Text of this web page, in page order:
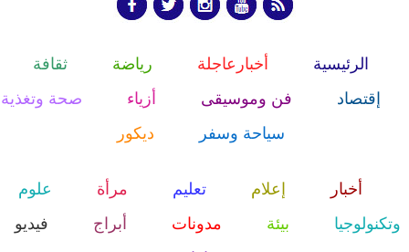
الرئيسية أخبارعاجلة رياضة
ثقافة
إقتصاد
فن وموسيقى أزياء
صحة وتغذية
سياحة وسفر
ديكور
أخبار إعلام تعليم مرأة
علوم
وتكنولوجيا
بيئة مدونات أبراج
فيديو